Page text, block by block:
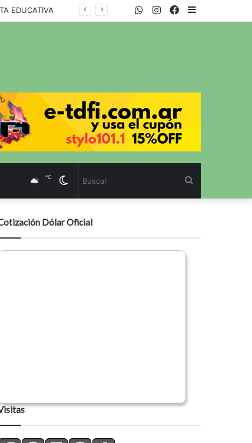
EDUCATIVA Facebook
Twitter
Instagram
WhatsApp
Cambiar
modo
℃
Dólar Oficial